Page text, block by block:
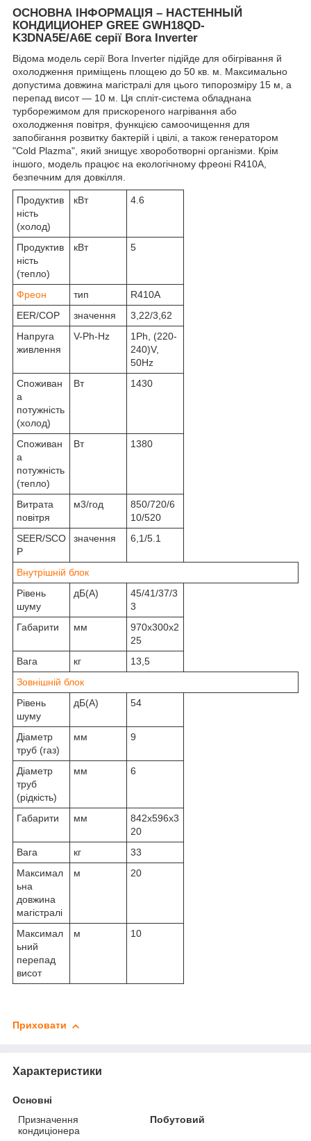
ОСНОВНА ІНФОРМАЦІЯ – НАСТЕННЫЙ
КОНДИЦИОНЕР GREE GWH18QD-
K3DNA5E/A6E серії Bora Inverter
Відома модель серії Bora Inverter підійде для обігрівання й
охолодження приміщень площею до 50 кв. м. Максимально
допустима довжина магістралі для цього типорозміру 15 м, а
перепад висот — 10 м. Ця спліт-система обладнана
турборежимом для прискореного нагрівання або
охолодження повітря, функцією самоочищення для
запобігання розвитку бактерій і цвілі, а також генератором
"Cold Plazma", який знищує хвороботворні організми. Крім
іншого, модель працює на екологічному фреоні R410A,
безпечним для довкілля.
Продуктив
ність
(холод)
кВт 4.6
Продуктив
ність
(тепло)
кВт 5
Фреон тип
R410A
EER/COP
значення
3,22/3,62
Напруга
живлення
V-Ph-Hz
1Ph, (220-
240)V,
50Hz
Споживан
а
потужність
(холод)
Вт 1430
Споживан
а
потужність
(тепло)
Вт 1380
Витрата
повітря
м3/год
850/720/6
10/520
SEER/SCO
P
значення 6,1/5.1
Внутрішній блок
Рівень
шуму
дБ(А)
45/41/37/3
3
Габарити
мм
970x300x2
25
Вага
кг
13,5
Зовнішній блок
Рівень
шуму
дБ(А) 54
Діаметр
труб (газ)
мм 9
Діаметр
труб
(рідкість)
мм 6
Габарити мм
842x596x3
20
Вага
кг
33
Максимал
ьна
довжина
магістралі
м 20
Максимал
ьний
перепад
висот
м 10
Приховати
Характеристики
Основні
Призначення
кондиціонера
Побутовий